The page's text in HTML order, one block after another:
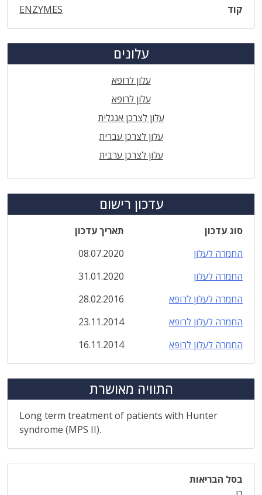
קוד
ENZYMES
עלונים
עלון לרופא
עלון לרופא
עלון לצרכן אנגלית
עלון לצרכן עברית
עלון לצרכן ערבית
עדכון רישום
סוג עדכון
תאריך עדכון
החמרה לעלון
08.07.2020
החמרה לעלון
31.01.2020
החמרה לעלון לרופא
28.02.2016
החמרה לעלון לרופא
23.11.2014
החמרה לעלון לרופא
16.11.2014
התוויה מאושרת
Long term treatment of patients with Hunter
syndrome (MPS II).
בסל הבריאות